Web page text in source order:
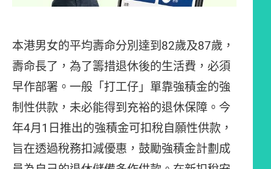
本港男女的平均壽命分別達到82歲及87歲，
壽命長了，為了籌措退休後的生活費，必須
早作部署。一般「打工仔」單靠強積金的強
制性供款，未必能得到充裕的退休保障。今
年4月1日推出的強積金可扣稅自願性供款，
旨在透過稅務扣減優惠，鼓勵強積金計劃成